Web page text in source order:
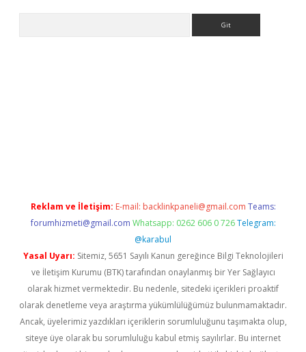
Reklam ve İletişim: E-mail: backlinkpaneli@gmail.com Teams:
forumhizmeti@gmail.com Whatsapp: 0262 606 0 726 Telegram:
@karabul
Yasal Uyarı: Sitemiz, 5651 Sayılı Kanun gereğince Bilgi Teknolojileri
ve İletişim Kurumu (BTK) tarafından onaylanmış bir Yer Sağlayıcı
olarak hizmet vermektedir. Bu nedenle, sitedeki içerikleri proaktif
olarak denetleme veya araştırma yükümlülüğümüz bulunmamaktadır.
Ancak, üyelerimiz yazdıkları içeriklerin sorumluluğunu taşımakta olup,
siteye üye olarak bu sorumluluğu kabul etmiş sayılırlar. Bu internet